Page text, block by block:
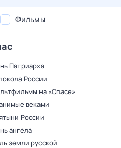
Фильмы
Патриарха
России
на «Спасе»
веками
России
ангела
земли русской